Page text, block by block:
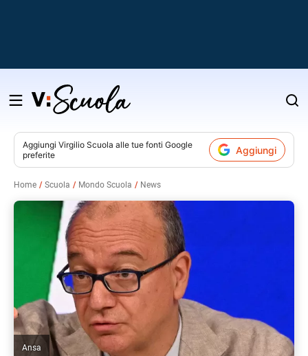
Salta
contenuto
Aggiungi Virgilio Scuola alle tue fonti Google
preferite
Aggiungi
Home Scuola Mondo Scuola News
Ansa